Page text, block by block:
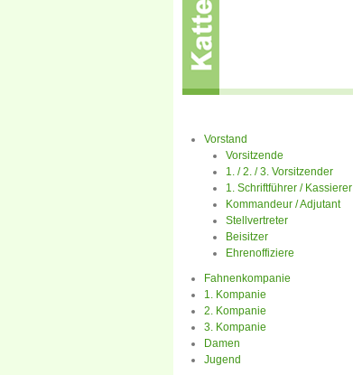
Vorstand
Vorsitzende
1. / 2. / 3. Vorsitzender
1. Schriftführer / Kassierer
Kommandeur / Adjutant
Stellvertreter
Beisitzer
Ehrenoffiziere
Fahnenkompanie
1. Kompanie
2. Kompanie
3. Kompanie
Damen
Jugend